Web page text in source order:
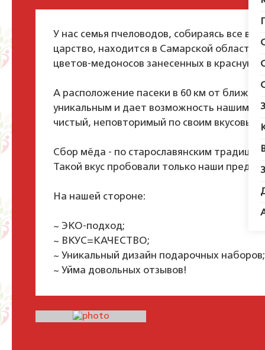
У нас семья пчеловодов, собираясь все
царство, находится в Самарской области,
цветов-медоносов занесенных в красную
А расположение пасеки в 60 км от
уникальным и дает возможность нашим
чистый, неповторимый по своим вкусовым
Сбор мёда - по старославянским
Такой вкус пробовали только наши предки!
На нашей стороне:
~ ЭКО-подход;
~ ВКУС=КАЧЕСТВО;
~ Уникальный дизайн подарочных наборов;
~ Уйма довольных отзывов!